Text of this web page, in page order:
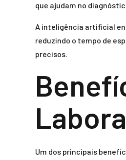
que ajudam no
A inteligência artificial
reduzindo o tempo de
precisos.
Um dos principais